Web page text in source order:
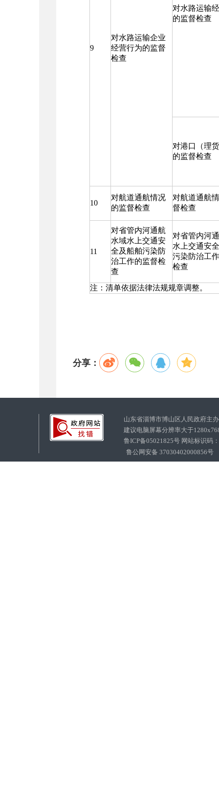
9
对水路运输企业
经营行为的监督
检查
对水路运输
的监督检查
对港口（理
的监督检查
10
对航道通航情况
的监督检查
对航道通航
督检查
11
对省管内河通航
水域水上交通安
全及船舶污染防
治工作的监督检
查
对省管内河
水上交通安
污染防治工
检查
注：清单依据法律法规规章调整。
分享：
山东省淄博市博山区人民政府
建议电脑屏幕分辨率大于
鲁ICP备05021825号 网站标识码
鲁公网安备 37030402000856号